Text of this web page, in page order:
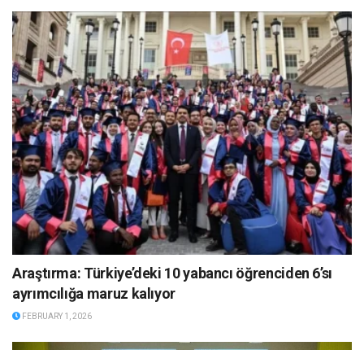
Araştırma: Türkiye’deki 10 yabancı öğrenciden 6’sı
ayrımcılığa maruz kalıyor
FEBRUARY 1, 2026